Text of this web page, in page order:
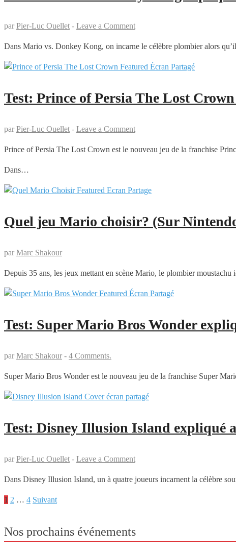
par Pier-Luc Ouellet - Leave a Comment
Dans Mario vs. Donkey Kong, on incarne le célèbre plombier alors
Test: Prince of Persia The Lost
par Pier-Luc Ouellet - Leave a Comment
Prince of Persia The Lost Crown est le nouveau jeu de la franchise
Dans…
Quel jeu Mario choisir? (Sur
par Marc Shakour
Depuis 35 ans, les jeux mettant en scène Mario, le plombier
Test: Super Mario Bros Wonder
par Marc Shakour - 4 Comments.
Super Mario Bros Wonder est le nouveau jeu de la franchise Super
Test: Disney Illusion Island expliqué
par Pier-Luc Ouellet - Leave a Comment
Dans Disney Illusion Island, un à quatre joueurs incarnent la célèbre
Pagination
des
1 2 … 4 Suivant
Nos prochains événements